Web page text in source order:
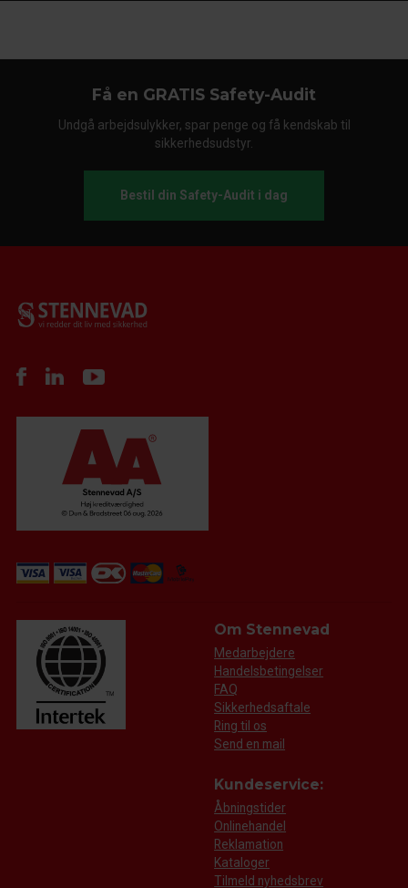
Få en GRATIS Safety-Audit
Undgå arbejdsulykker, spar penge og få kendskab til
sikkerhedsudstyr.
Bestil din Safety-Audit i dag
Om Stennevad
Medarbejdere
Handelsbetingelser
FAQ
Sikkerhedsaftale
Ring til os
Send en mail
Kundeservice:
Åbningstider
Onlinehandel
Reklamation
Kataloger
Tilmeld nyhedsbrev